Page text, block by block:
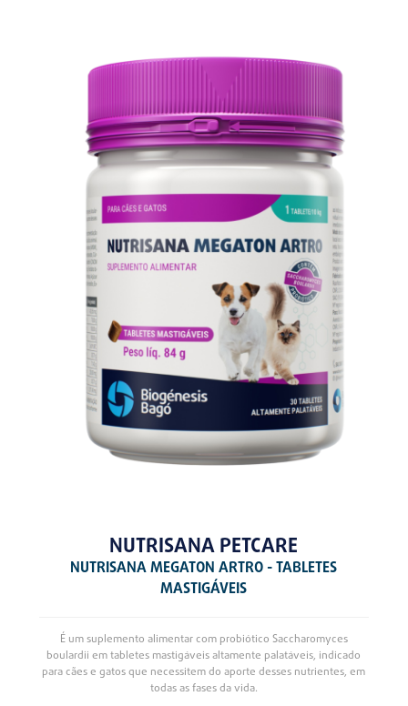
NUTRISANA PETCARE
NUTRISANA MEGATON ARTRO - TABLETES
MASTIGÁVEIS
É um suplemento alimentar com probiótico Saccharomyces
boulardii em tabletes mastigáveis altamente palatáveis, indicado
para cães e gatos que necessitem do aporte desses nutrientes, em
todas as fases da vida.